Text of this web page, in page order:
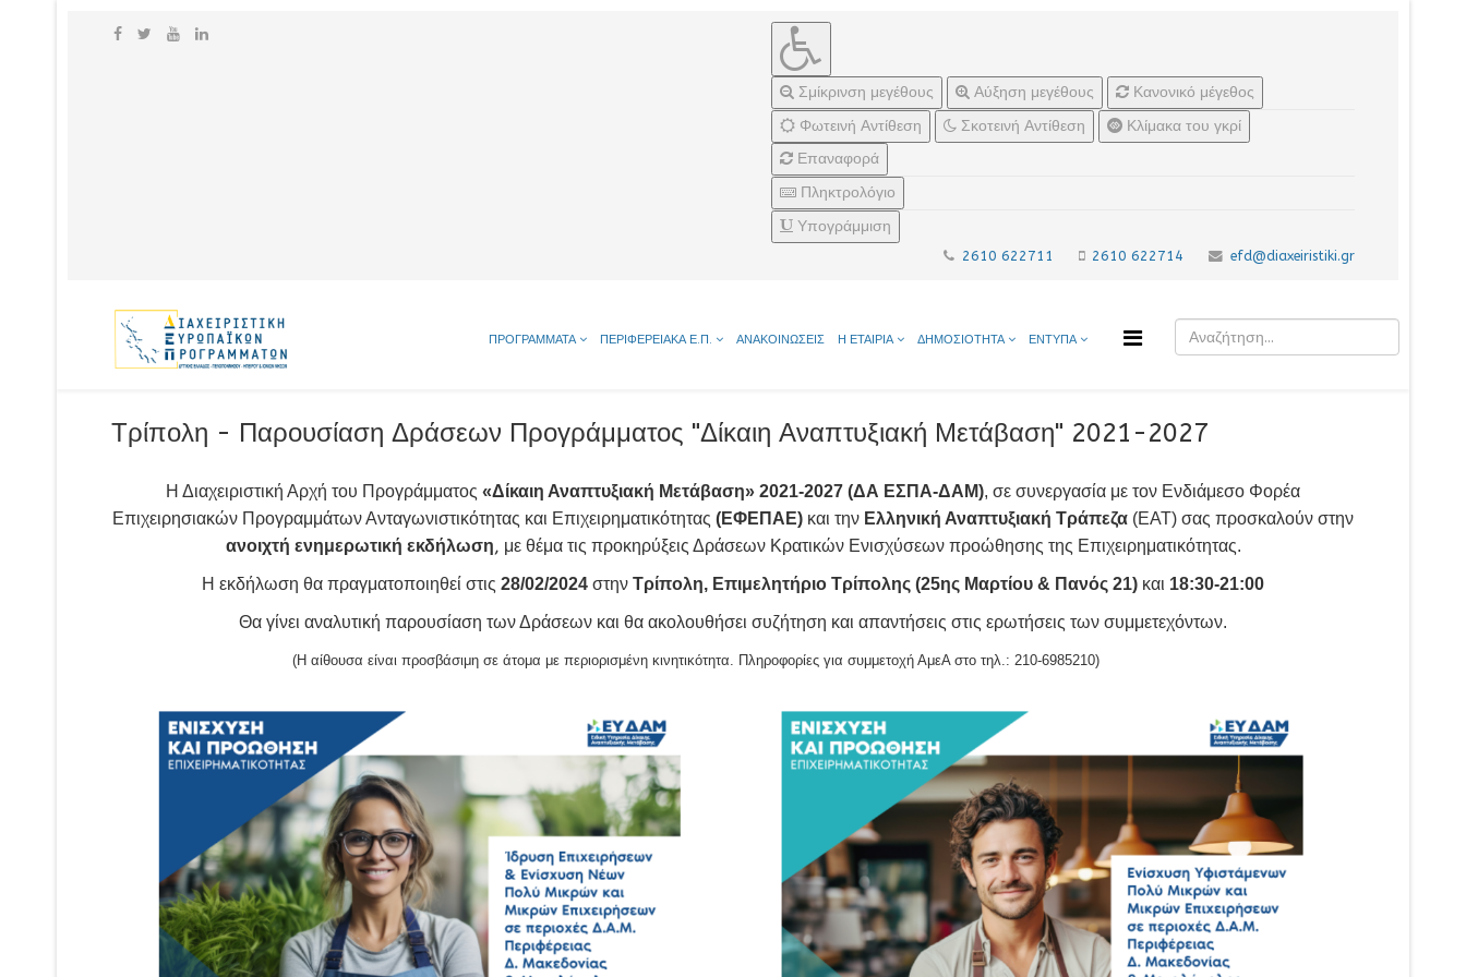
Σμίκρινση μεγέθους Αύξηση μεγέθους
Κανονικό μέγεθος
Φωτεινή Αντίθεση
Σκοτεινή Αντίθεση
Κλίμακα του γκρί
Επαναφορά
Πληκτρολόγιο
Υπογράμμιση
2610 622711 2610 622714 efd@diaxeiristiki.gr
ΠΡΟΓΡΑΜΜΑΤΑ ΠΕΡΙΦΕΡΕΙΑΚΑ Ε.Π. ΑΝΑΚΟΙΝΩΣΕΙΣ Η ΕΤΑΙΡΙΑ ΔΗΜΟΣΙΟΤΗΤΑ ΕΝΤΥΠΑ
Τρίπολη - Παρουσίαση Δράσεων Προγράμματος "Δίκαιη Αναπτυξιακή Μετάβαση" 2021-2027
Η Διαχειριστική Αρχή του Προγράμματος «Δίκαιη Αναπτυξιακή Μετάβαση» 2021-2027 (ΔΑ ΕΣΠΑ-ΔΑΜ), σε συνεργασία με τον Ενδιάμεσο Φορέα
Επιχειρησιακών Προγραμμάτων Ανταγωνιστικότητας και Επιχειρηματικότητας (ΕΦΕΠΑΕ) και την Ελληνική Αναπτυξιακή Τράπεζα (ΕΑΤ) σας προσκαλούν στην
ανοιχτή ενημερωτική εκδήλωση, με θέμα τις προκηρύξεις Δράσεων Κρατικών Ενισχύσεων προώθησης της Επιχειρηματικότητας.
Η εκδήλωση θα πραγματοποιηθεί στις 28/02/2024 στην Τρίπολη, Επιμελητήριο Τρίπολης (25ης Μαρτίου & Πανός 21) και 18:30-21:00
Θα γίνει αναλυτική παρουσίαση των Δράσεων και θα ακολουθήσει συζήτηση και απαντήσεις στις ερωτήσεις των συμμετεχόντων.
(Η αίθουσα είναι προσβάσιμη σε άτομα με περιορισμένη κινητικότητα. Πληροφορίες για συμμετοχή ΑμεΑ στο τηλ.: 210-6985210)